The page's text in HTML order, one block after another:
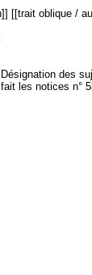
[[trait oblique /
des
les notices n°